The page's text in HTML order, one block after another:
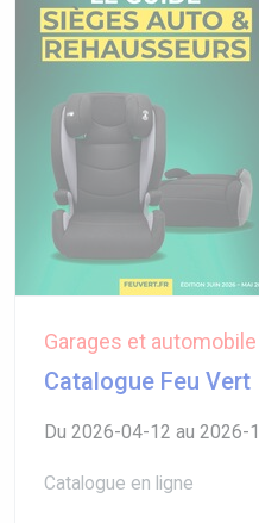
Garages et automobile
Catalogue Feu Vert
Du 2026-04-12 au 2026-
Catalogue en ligne